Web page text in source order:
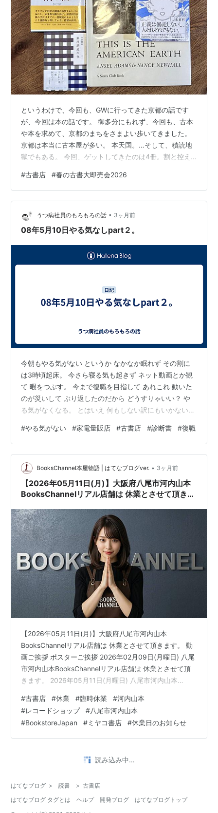
というわけで、今回も、GWに行ってきた京都の話です
が、今回は本の話です。 御多分にもれず、今回も、古本
や本を求めて、京都のまちをさまよい歩いてきました。
京都は本当に古本屋が多い。 本天国。…そして、積読地
獄でもある。 今回、ゲットしてきたのは4冊。割と控え
ソン著「科学の未来」、アンセル・アダムス＆ナンシ
ー・ニューホール著「This is the American Earth」、朱
喜哲著「〈公正(フェアネス)〉を乗りこなす: 正義の反対
は別の正義か」、宮沢賢治著「銀河鉄道の夜」。 一つ一
つ行きましょう。 フリーマン・ダイソン著「科学の未
#古書店 #春の古書大即売会2026
うつ病社員のもろもろの話 • 3ヶ月前
08年5月10日やる気なしpart２。
今朝もやる気がない というか なかなか眠れず その割に
は3時頃起床。 今さら寝る気も起きず ネット動画とか観
て 暇をつぶす。 今まで復職を目指して あれこれ 動いた
のが災いして ぶり返したのだから どうすりゃいい？ や
る気がなくなる。 とはいえ 何もしない訳にもいかない。
しかったが ここのところ散財気味なので 手を出さずに
店を出ることに。 古書店にも寄る。 いろいろ読みたいが
目がついていかない。 買うのはまたの機会とする。 なん
だかんだで 結局動いている訳だが 家にじっとしているの
も嫌だ。 明日は会社へ電話しなきゃならない。 診断書
を…
#やる気がない #家電量販店 #古書店 #診断書 #復職
BooksChannel本屋物語 | はてなブログver. • 3ヶ月前
【2026年05月11日(月)】大阪府八尾市河内山本
BooksChannelリアル店舗は 休業とさせて頂きま
【2026年05月11日(月)】大阪府八尾市河内山本
BooksChannelリアル店舗は 休業とさせて頂きます。 動
画ご挨拶 ポスターご挨拶 2026年02月09日(月曜日) 八尾
市河内山本BooksChannelリアル店舗は 休業とさせて頂
きます。 2026年05月11日(月曜日) 八尾市河内山本
挨拶文 いつもBooksChannelをご利用いただき、誠にあ
りがとうございます。【05月11日(月)】は、八尾市河内
山本の実店舗を休業させていただきます。これは約3ヶ月
に一度のスタッフ定期検診のためです。最高のコンディ
#古書店 #休業 #臨時休業 #河内山本
#レコードショップ #八尾市河内山本
#BookstoreJapan #ミヤコ書店 #休業日のお知らせ
読み込み中…
はてなブログ > 読書 > 古書店
はてなブログ タグとは
ヘルプ 開発ブログ
はてなブログトップ